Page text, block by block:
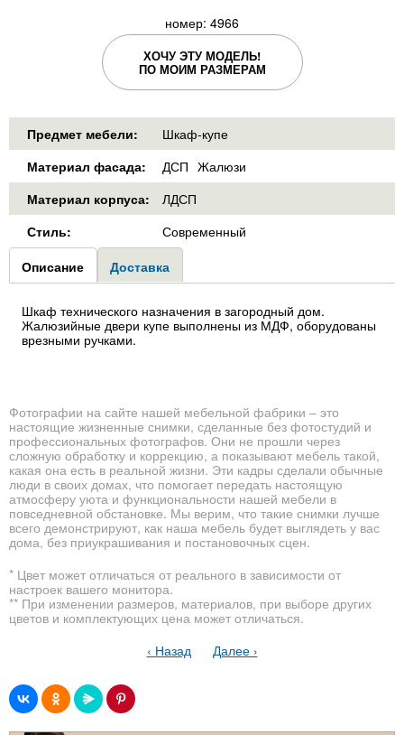
номер: 4966
ХОЧУ ЭТУ МОДЕЛЬ!
ПО МОИМ РАЗМЕРАМ
Предмет мебели:
Шкаф-купе
Материал фасада:
ДСП Жалюзи
Материал корпуса:
ЛДСП
Стиль:
Современный
Group1
Описание (активная
вкладка)
Доставка
Шкаф технического назначения в загородный дом.
Жалюзийные двери купе выполнены из МДФ, оборудованы
врезными ручками.
Фотографии на сайте нашей мебельной фабрики – это
настоящие жизненные снимки, сделанные без фотостудий и
профессиональных фотографов. Они не прошли через
сложную обработку и коррекцию, а показывают мебель такой,
какая она есть в реальной жизни. Эти кадры сделали обычные
люди в своих домах, что помогает передать настоящую
атмосферу уюта и функциональности нашей мебели в
повседневной обстановке. Мы верим, что такие снимки лучше
всего демонстрируют, как наша мебель будет выглядеть у вас
дома, без приукрашивания и постановочных сцен.
* Цвет может отличаться от реального в зависимости от
настроек вашего монитора.
** При изменении размеров, материалов, при выборе других
цветов и комплектующих цена может отличаться.
‹ Назад
Далее ›